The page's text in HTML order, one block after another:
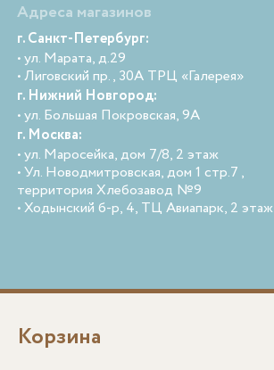
Адреса магазинов
г. Санкт-Петербург:
• ул. Марата, д.29
• Лиговский пр., 30А ТРЦ «Галерея»
г. Нижний Новгород:
• ул. Большая Покровская, 9А
г. Москва:
• ул. Маросейка, дом 7/8, 2 этаж
• Ул. Новодмитровская, дом 1 стр.7 ,
территория Хлебозавод №9
• Ходынский б-р, 4, ТЦ Авиапарк, 2 этаж
Корзина